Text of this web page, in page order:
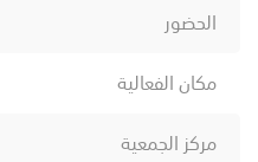
الحضور
مكان الفعالية
مركز الجمعية